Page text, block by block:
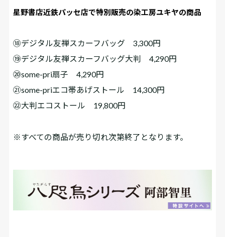
星野書店近鉄パッセ店で特別販売の染工房ユキヤの商品
⑱デジタル友禅スカーフバッグ 3,300円
⑲デジタル友禅スカーフバッグ大判 4,290円
⑳some-pri扇子 4,290円
㉑some-priエコ帯あげストール 14,300円
㉒大判エコストール 19,800円
※すべての商品が売り切れ次第終了となります。